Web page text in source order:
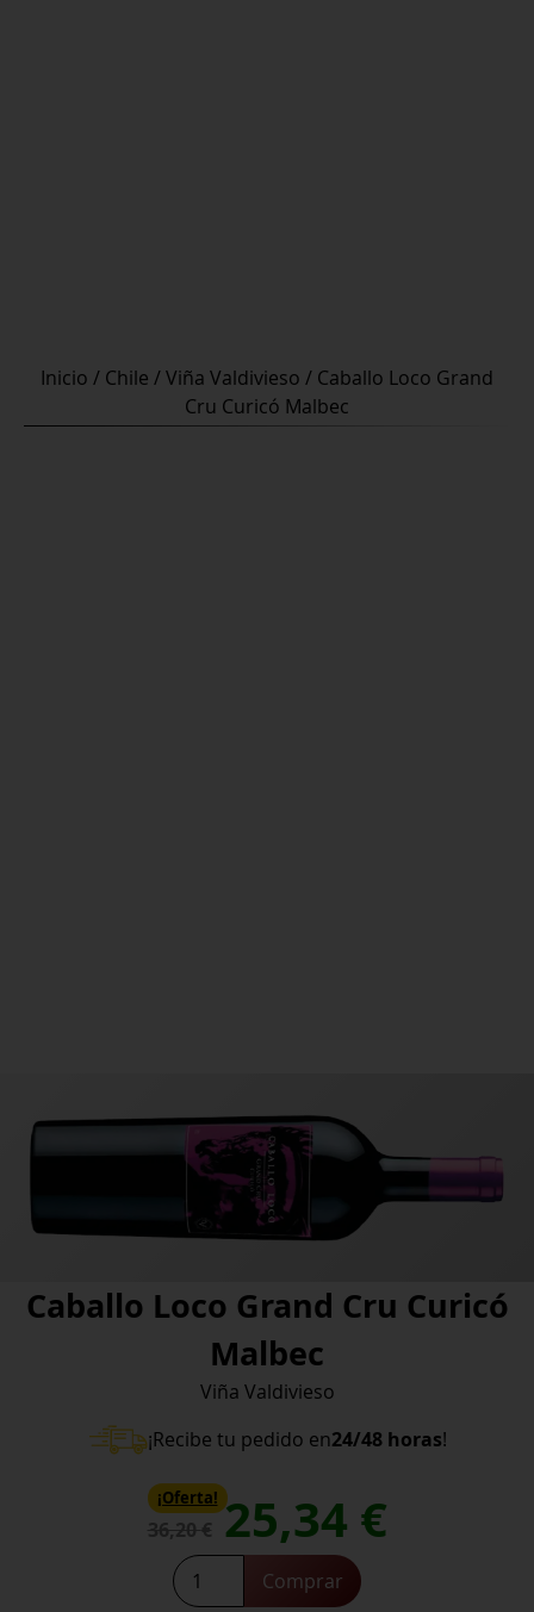
Inicio / Chile /Viña Valdivieso / Caballo Loco Grand
Cru Curicó Malbec
Caballo Loco Grand Cru Curicó
Malbec
Viña Valdivieso
¡Recibe tu pedido en24/48 horas!
¡Oferta!
36,20€ 25,34 €
Caballo
Loco
Comprar